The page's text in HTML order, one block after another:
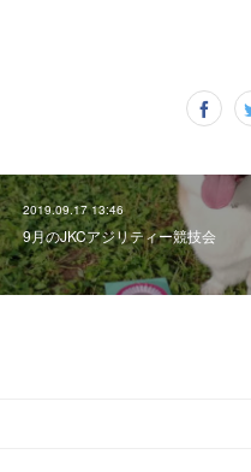
2019.09.17 13:46
9月のJKCアジリティー競技会